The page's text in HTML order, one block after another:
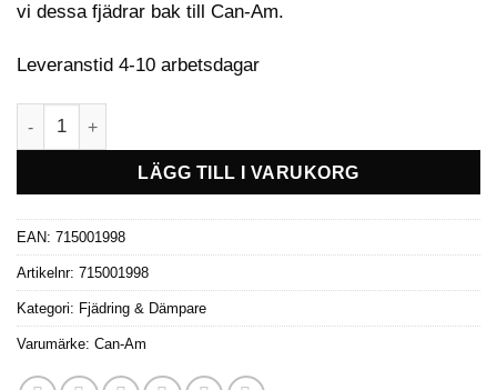
vi dessa fjädrar bak till Can-Am.
Leveranstid 4-10 arbetsdagar
Extreme-sats med bakre hårda fjädrar Can-Am mängd
LÄGG TILL I VARUKORG
EAN: 715001998
Artikelnr: 715001998
Kategori: Fjädring & Dämpare
Varumärke: Can-Am